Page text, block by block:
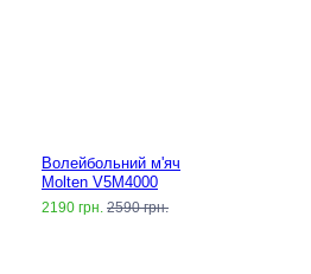
Волейбольний м'яч
Molten V5M4000
2190 грн. 2590 грн.